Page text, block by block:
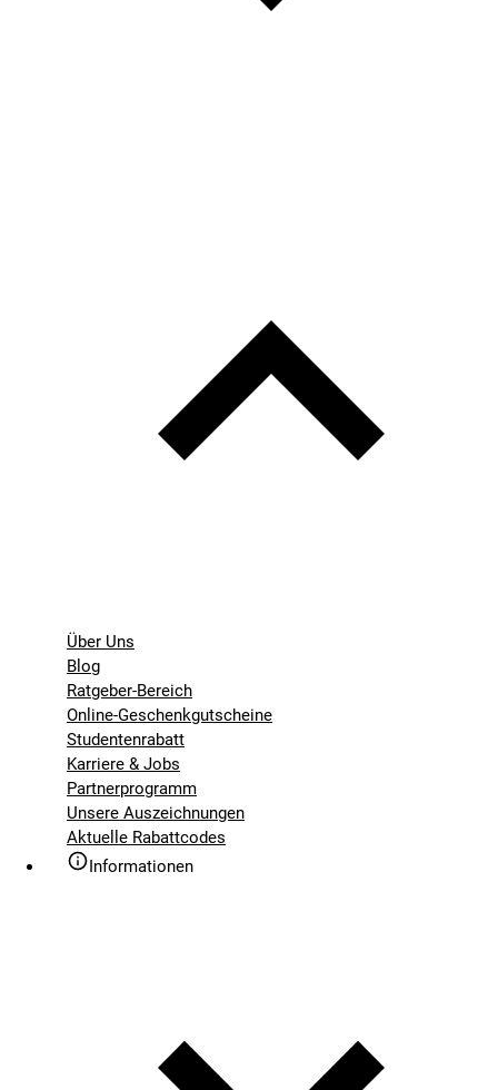
Über Uns
Blog
Ratgeber-Bereich
Online-Geschenkgutscheine
Studentenrabatt
Karriere & Jobs
Partnerprogramm
Unsere Auszeichnungen
Aktuelle Rabattcodes
Informationen